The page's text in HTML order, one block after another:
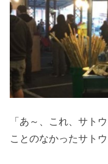
「あ～、これ、サト
ことのなかったサト